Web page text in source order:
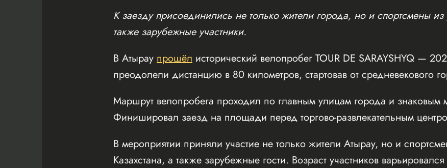
К заезду присоединились не только жители города, но и спортсмены
также зарубежные участники.
В Атырау прошёл исторический велопробег TOUR DE SARAYSHYQ —
преодолели дистанцию в 80 километров, стартовав от средневекового
Маршрут велопробега проходил по главным улицам города и знаковым
Финишировал заезд на площади перед торгово-развлекательным
В мероприятии приняли участие не только жители Атырау, но и
Казахстана, а также зарубежные гости. Возраст участников